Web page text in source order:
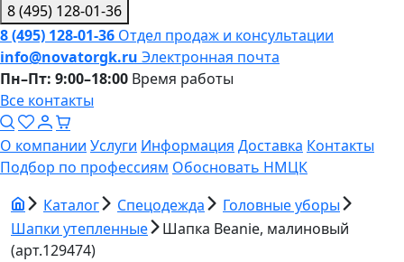
8 (495) 128-01-36
8 (495) 128-01-36 Отдел продаж и консультации
info@novatorgk.ru Электронная почта
Пн–Пт: 9:00–18:00 Время работы
Все контакты
О компании Услуги Информация Доставка Контакты
Подбор по профессиям Обосновать НМЦК
Каталог
Спецодежда
Головные уборы
Шапки утепленные
Шапка Beanie, малиновый
(арт.129474)